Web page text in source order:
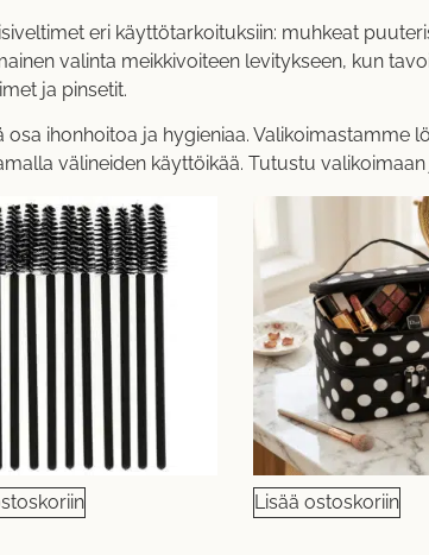
eri käyttötarkoituksiin: muhkeat
valinta meikkivoiteen levitykseen, kun
ja pinsetit.
ihonhoitoa ja hygieniaa.
välineiden käyttöikää. Tutustu
Lisää ostoskoriin